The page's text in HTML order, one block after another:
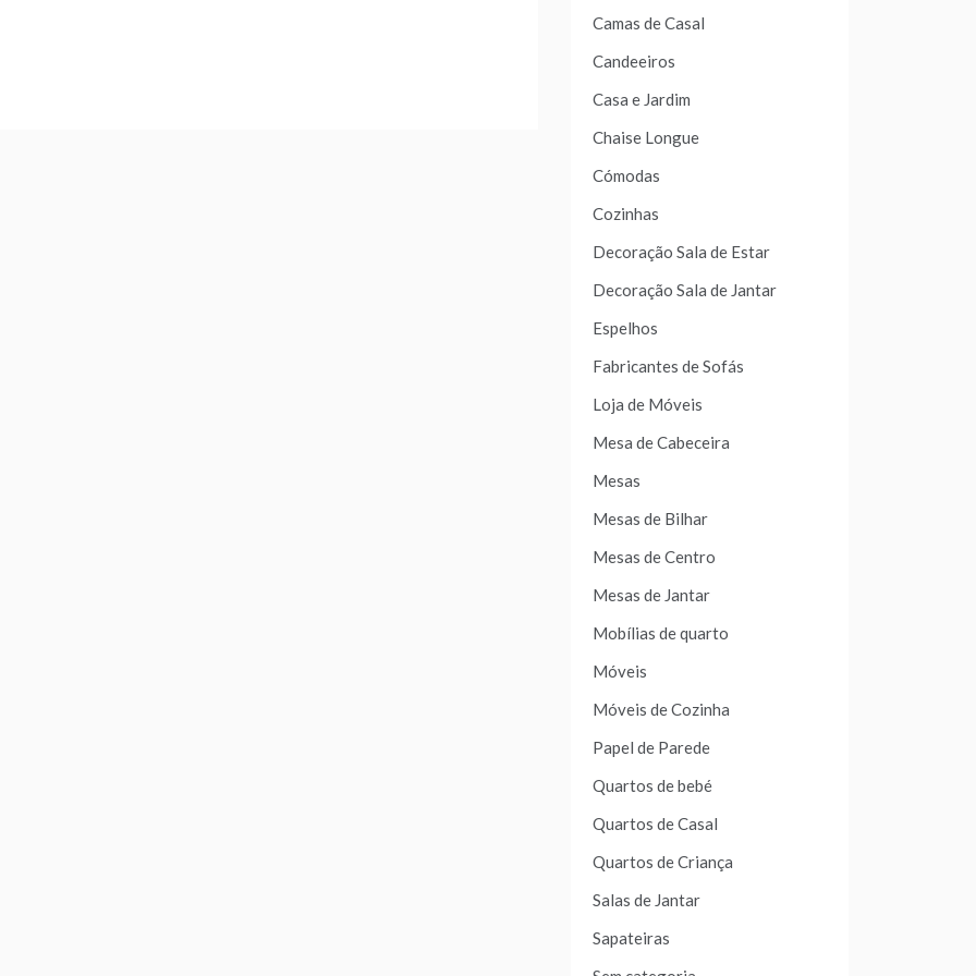
Camas de Casal
Candeeiros
Casa e Jardim
Chaise Longue
Cómodas
Cozinhas
Decoração Sala de Estar
Decoração Sala de Jantar
Espelhos
Fabricantes de Sofás
Loja de Móveis
Mesa de Cabeceira
Mesas
Mesas de Bilhar
Mesas de Centro
Mesas de Jantar
Mobílias de quarto
Móveis
Móveis de Cozinha
Papel de Parede
Quartos de bebé
Quartos de Casal
Quartos de Criança
Salas de Jantar
Sapateiras